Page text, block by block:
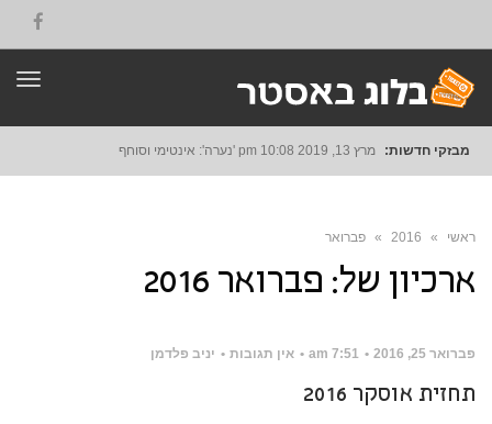
מבזקי חדשות: מרץ 13, 2019 10:08 pm 'נערה': אינטימי וסוחף
ראשי »
2016
» פברואר
ארכיון של: פברואר 2016
פברואר 25, 2016 7:51 am אין תגובות יניב פלדמן
תחזית אוסקר 2016